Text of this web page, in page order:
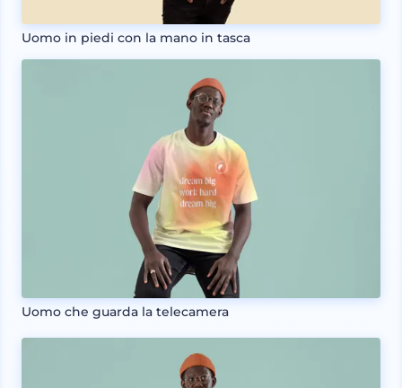
Uomo in piedi con la mano in tasca
Uomo che guarda la telecamera